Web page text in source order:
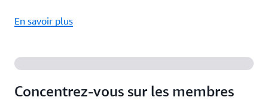
En savoir plus
Concentrez-vous sur les membres